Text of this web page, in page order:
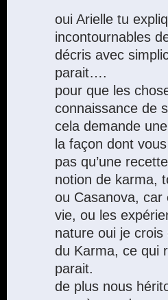
oui Arielle tu
incontournables
décris avec
parait….
pour que les
connaissance de
cela demande
la façon dont
pas qu’une
notion de karma,
ou Casanova, car
vie, ou les
nature oui je crois
du Karma, ce qui
parait.
de plus nous